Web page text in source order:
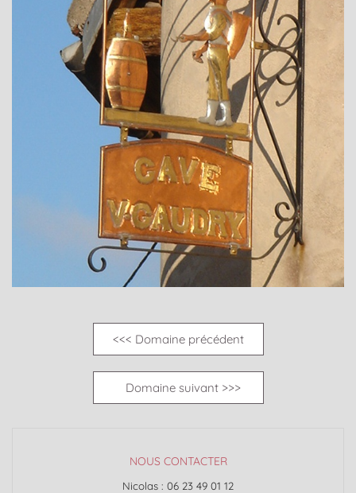
<<< Domaine précédent
Domaine suivant >>>
NOUS CONTACTER
Nicolas : 06 23 49 01 12